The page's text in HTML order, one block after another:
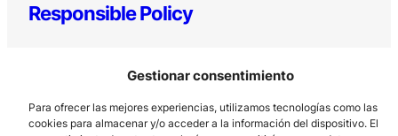
Gestionar consentimiento
Para ofrecer las mejores experiencias, utilizamos tecnologías como las
cookies para almacenar y/o acceder a la información del dispositivo. El
Responsible Policy